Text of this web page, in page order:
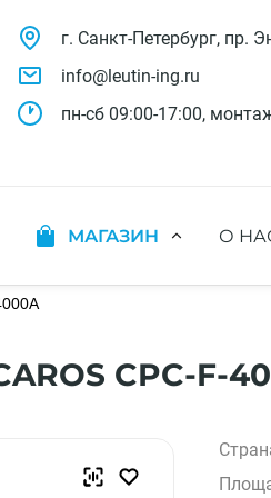
г. Санкт-Петербург, пр.
info@leutin-ing.ru
пн-сб 09:00-17:00,
МАГАЗИН
Кассетные кондиционеры
Напольно-потолочные
Колонные кондиционеры
О
CPC-F-